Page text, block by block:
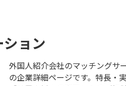
永住者･定住者･配偶者
高度専門職
留学
人採用
資格・ビザ
ョン
外国人紹介会社のマッチングサ
の企業詳細ページです。特長・